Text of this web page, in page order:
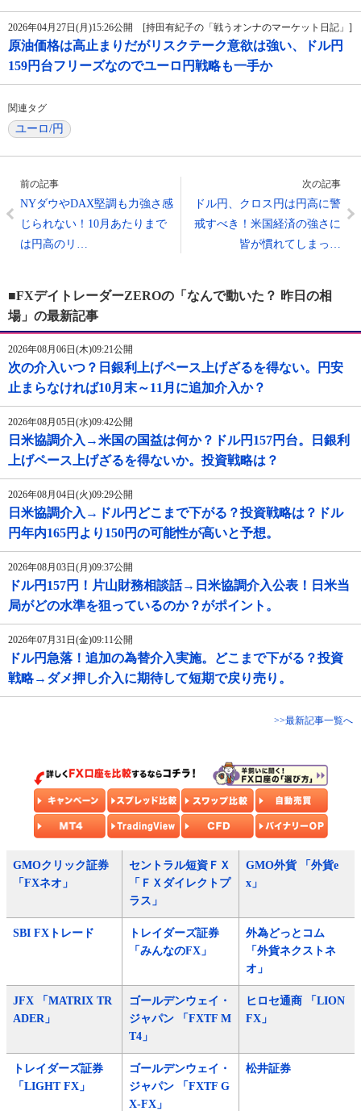
2026年04月27日(月)15:26公開 [持田有紀子の「戦うオンナのマーケット日記」]
原油価格は高止まりだがリスクテーク意欲は強い、ドル円
159円台フリーズなのでユーロ円戦略も一手か
関連タグ
ユーロ/円
前の記事
NYダウやDAX堅調も力強さ感
じられない！10月あたりまで
は円高のリ…
次の記事
ドル円、クロス円は円高に警
戒すべき！米国経済の強さに
皆が慣れてしまっ…
■FXデイトレーダーZEROの「なんで動いた？ 昨日の相
場」の最新記事
2026年08月06日(木)09:21公開
次の介入いつ？日銀利上げペース上げざるを得ない。円安
止まらなければ10月末～11月に追加介入か？
2026年08月05日(水)09:42公開
日米協調介入→米国の国益は何か？ドル円157円台。日銀利
上げペース上げざるを得ないか。投資戦略は？
2026年08月04日(火)09:29公開
日米協調介入→ドル円どこまで下がる？投資戦略は？ドル
円年内165円より150円の可能性が高いと予想。
2026年08月03日(月)09:37公開
ドル円157円！片山財務相談話→日米協調介入公表！日米当
局がどの水準を狙っているのか？がポイント。
2026年07月31日(金)09:11公開
ドル円急落！追加の為替介入実施。どこまで下がる？投資
戦略→ダメ押し介入に期待して短期で戻り売り。
>>最新記事一覧へ
GMOクリック証券
「FXネオ」
セントラル短資ＦＸ
「ＦＸダイレクトプ
ラス」
GMO外貨 「外貨e
x」
SBI FXトレード
トレイダーズ証券
「みんなのFX」
外為どっとコム
「外貨ネクストネ
オ」
JFX 「MATRIX TR
ADER」
ゴールデンウェイ・
ジャパン 「FXTF M
T4」
ヒロセ通商 「LION
FX」
トレイダーズ証券
「LIGHT FX」
ゴールデンウェイ・
ジャパン 「FXTF G
X-FX」
松井証券